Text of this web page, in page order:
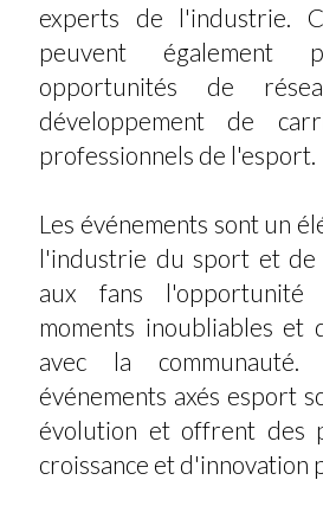
experts de l'industrie.
peuvent également
opportunités de
développement de
professionnels de l'esport.
Les événements sont un
l'industrie du sport et de
aux fans
moments inoubliables et
avec la
événements axés esport
évolution et offrent des
croissance et d'innovation